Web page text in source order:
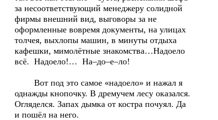
за несоответствующий менеджеру солидной
фирмы внешний вид, выговоры за не
оформленные вовремя документы, на улицах
толчея, выхлопы машин, в минуты отдыха
кафешки, мимолётные знакомства…Надоело
всё. Надоело!… На–до–е–ло!
Вот под это самое «надоело» и нажал я
однажды кнопочку. В дремучем лесу оказался.
Огляделся. Запах дымка от костра почуял. Да
и пошёл на него.